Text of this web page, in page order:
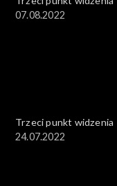
07.08.2022
Trzeci punkt widzenia
24.07.2022